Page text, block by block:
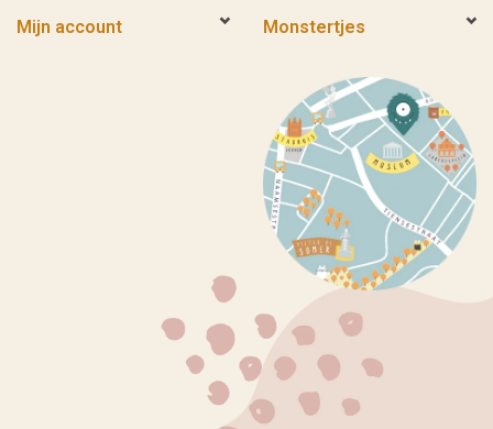
Mijn account Monstertjes